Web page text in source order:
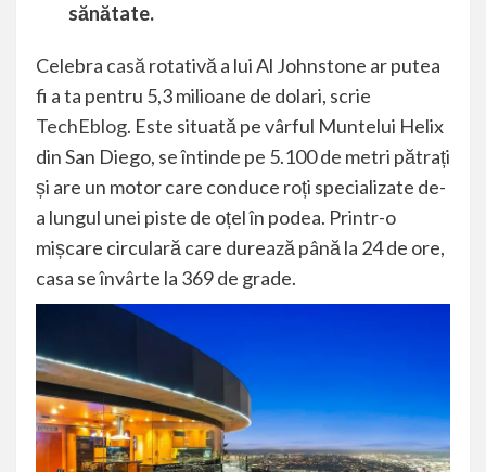
sănătate.
Celebra casă rotativă a lui Al Johnstone ar putea
fi a ta pentru 5,3 milioane de dolari, scrie
TechEblog. Este situată pe vârful Muntelui Helix
din San Diego, se întinde pe 5.100 de metri pătrați
și are un motor care conduce roți specializate de-
a lungul unei piste de oțel în podea. Printr-o
mișcare circulară care durează până la 24 de ore,
casa se învârte la 369 de grade.